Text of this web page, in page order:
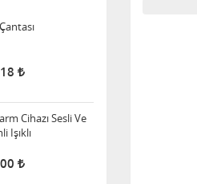
Işıklı